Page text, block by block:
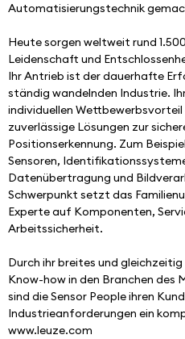
Automatisierungstechnik
Heute sorgen weltweit rund
Leidenschaft und
Ihr Antrieb ist der dauerhafte
ständig wandelnden Industrie.
individuellen
zuverlässige Lösungen zur
Positionserkennung. Zum
Sensoren,
Datenübertragung und
Schwerpunkt setzt das
Experte auf Komponenten,
Arbeitssicherheit.
Durch ihr breites und
Know-how in den Branchen des
sind die Sensor People ihren
Industrieanforderungen ein
www.leuze.com